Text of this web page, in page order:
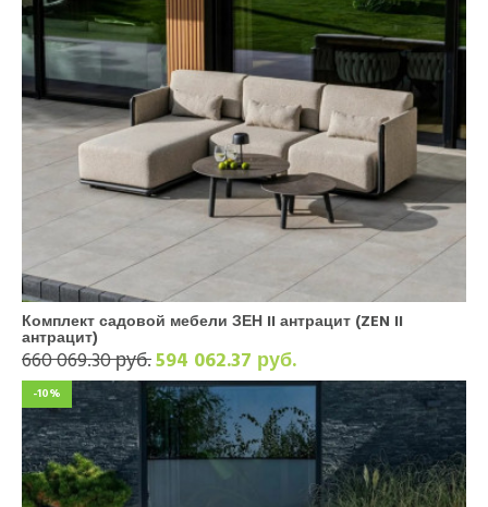
Комплект садовой мебели ЗЕН II антрацит (ZEN II
антрацит)
660 069.30 руб.594 062.37 руб.
-10%